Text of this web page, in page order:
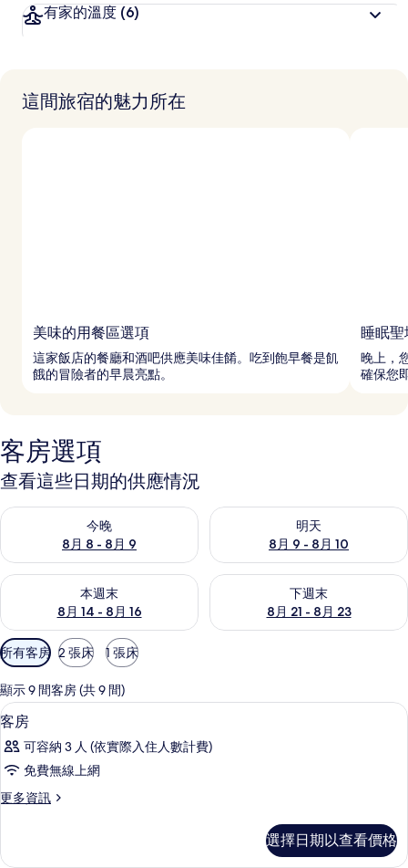
有家的溫度 (6)
這間旅宿的魅力所在
美味的用餐區選項
這家飯店的餐廳和酒吧供應美味佳餚。吃到飽早餐是飢
餓的冒險者的早晨亮點。
睡眠聖
晚上，
確保您
客房選項
查看這些日期的供應情況
今晚
8月 8 - 8月 9
查看今晚 (8月 8 - 8月 9) 的供應情況
明天
8月 9 - 8月 10
查看明天 (8月 9 - 8月 10) 的供
本週末
8月 14 - 8月 16
查看本週末 (8月 14 - 8月 16) 的供應情況
下週末
8月 21 - 8月 23
查看下週末 (8月 21 - 8月 23)
可
用
的
客
房
篩
選
件
所有客房 2 張床 1 張床
顯示 9 間客房 (共 9 間)
顯
示
客
房
的
有
高級寢具、客房內保險箱、書桌、遮
3
客房
可容納 3 人 (依實際入住人數計費)
免費無線上網
更多資訊
更
的
選擇日期以查看價格